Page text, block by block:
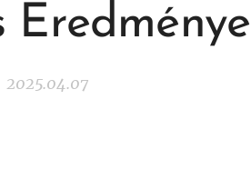
2025.04.07